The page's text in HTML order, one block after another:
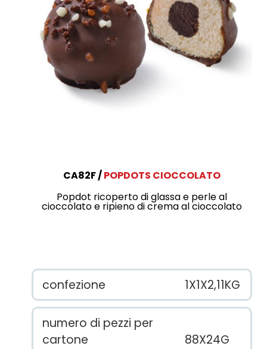
CA82F
POPDOTS CIOCCOLATO
Popdot ricoperto di glassa e perle al
cioccolato e ripieno di crema al cioccolato
confezione 1X1X2,11KG
numero di pezzi per
cartone
88X24G